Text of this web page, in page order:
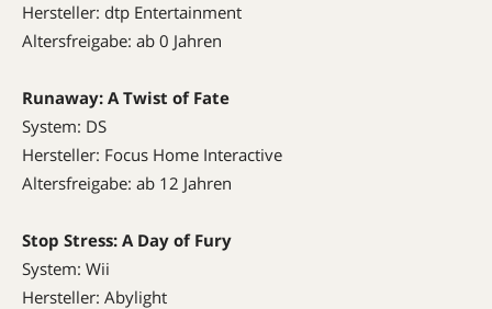
Hersteller: dtp Entertainment
Altersfreigabe: ab 0 Jahren
Runaway: A Twist of Fate
System: DS
Hersteller: Focus Home Interactive
Altersfreigabe: ab 12 Jahren
Stop Stress: A Day of Fury
System: Wii
Hersteller: Abylight